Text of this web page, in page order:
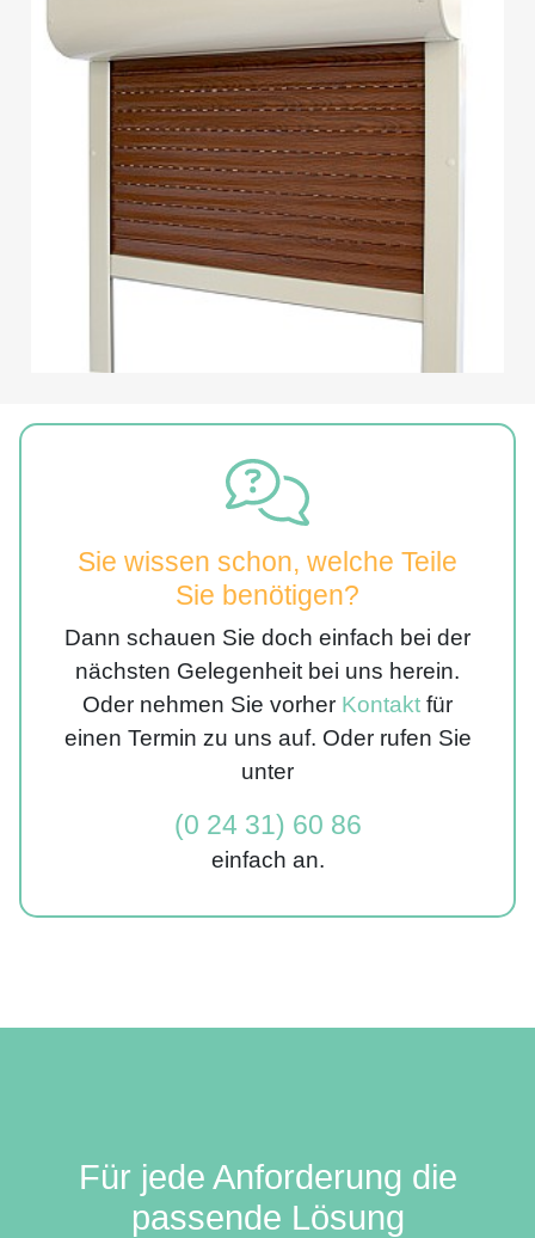
Sie wissen schon, welche Teile
Sie benötigen?
Dann schauen Sie doch einfach bei der
nächsten Gelegenheit bei uns herein.
Oder nehmen Sie vorher Kontakt für
einen Termin zu uns auf. Oder rufen Sie
unter
(0 24 31) 60 86
einfach an.
Für jede Anforderung die
passende Lösung